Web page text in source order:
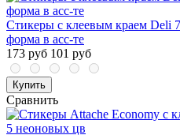
Стикеры с клеевым краем Deli
форма в асс-те
173 руб 101 руб
Купить
Сравнить